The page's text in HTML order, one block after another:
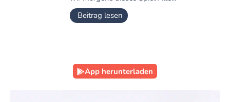
Beitrag lesen
App herunterladen